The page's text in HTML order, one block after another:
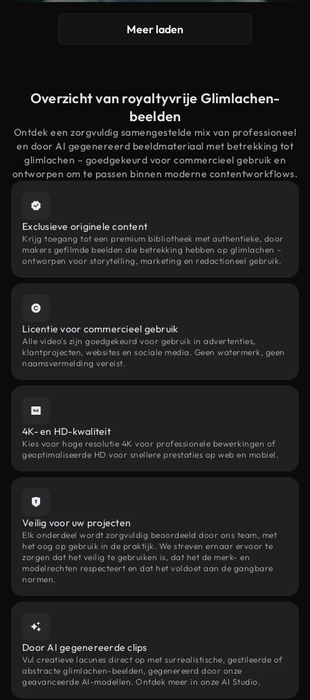
Meer laden
Overzicht van royaltyvrije Glimlachen-
beelden
Ontdek een zorgvuldig samengestelde mix van professioneel
en door AI gegenereerd beeldmateriaal met betrekking tot
glimlachen – goedgekeurd voor commercieel gebruik en
ontworpen om te passen binnen moderne contentworkflows.
Exclusieve originele content
Krijg toegang tot een premium bibliotheek met authentieke, door
makers gefilmde beelden die betrekking hebben op glimlachen –
ontworpen voor storytelling, marketing en redactioneel gebruik.
Licentie voor commercieel gebruik
Alle video's zijn goedgekeurd voor gebruik in advertenties,
klantprojecten, websites en sociale media. Geen watermerk, geen
naamsvermelding vereist.
4K- en HD-kwaliteit
Kies voor hoge resolutie 4K voor professionele bewerkingen of
geoptimaliseerde HD voor snellere prestaties op web en mobiel.
Veilig voor uw projecten
Elk onderdeel wordt zorgvuldig beoordeeld door ons team, met
het oog op gebruik in de praktijk. We streven ernaar ervoor te
zorgen dat het veilig te gebruiken is, dat het de merk- en
modelrechten respecteert en dat het voldoet aan de gangbare
normen.
Door AI gegenereerde clips
Vul creatieve lacunes direct op met surrealistische, gestileerde of
abstracte glimlachen-beelden, gegenereerd door onze
geavanceerde AI-modellen. Ontdek meer in onze AI Studio.